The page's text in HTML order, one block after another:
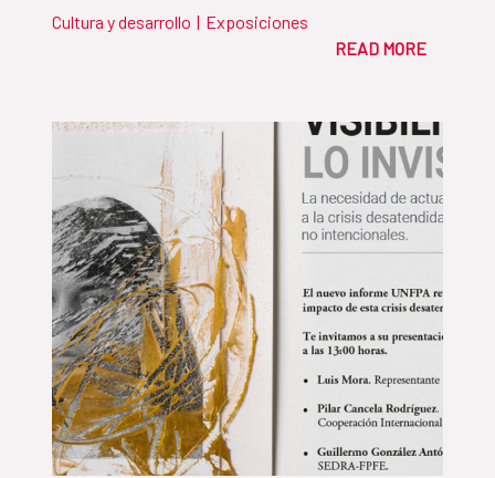
Cultura y desarrollo | Exposiciones
READ MORE